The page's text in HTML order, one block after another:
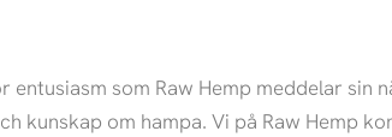
entusiasm som Raw Hemp meddelar
kunskap om hampa. Vi på Raw Hemp